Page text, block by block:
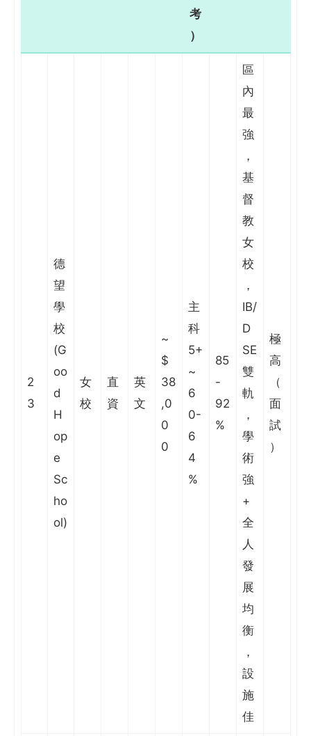
考
）
2
3
德
望
學
校
(G
oo
d
H
op
e
Sc
ho
ol)
女
校
直
資
英
文
~
$
38
,0
0
0
主
科
5+
~
6
0-
6
4
%
85
-
92
%
區
內
最
強
，
基
督
教
女
校
，
IB/
D
SE
雙
軌
，
學
術
強
+
全
人
發
展
均
衡
，
設
施
佳
極
高
（
面
試
）